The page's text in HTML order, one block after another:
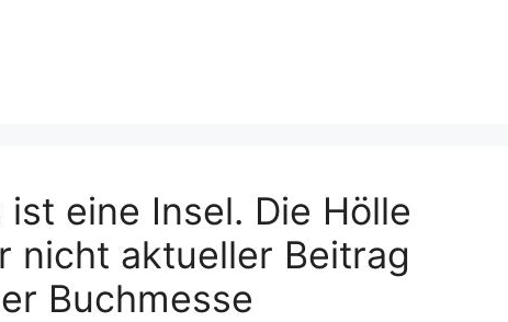
ist eine Insel. Die Hölle
nicht aktueller Beitrag
Buchmesse